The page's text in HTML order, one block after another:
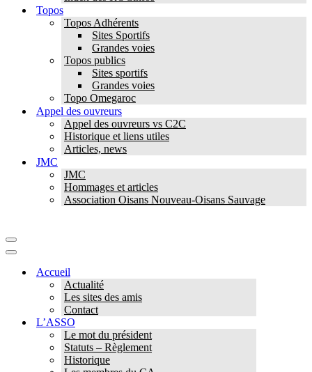
Topos
Topos Adhérents
Sites Sportifs
Grandes voies
Topos publics
Sites sportifs
Grandes voies
Topo Omegaroc
Appel des ouvreurs
Appel des ouvreurs vs C2C
Historique et liens utiles
Articles, news
JMC
JMC
Hommages et articles
Association Oisans Nouveau-Oisans Sauvage
Menu
de
Menu
navigationAccueil
Actualité
Les sites des amis
Contact
L’ASSO
Le mot du président
Statuts – Règlement
Historique